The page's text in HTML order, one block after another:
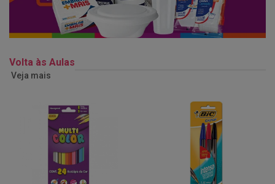
Volta às Aulas
Veja mais